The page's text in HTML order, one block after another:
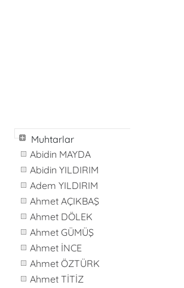
Muhtarlar
Abidin MAYDA
Abidin YILDIRIM
Adem YILDIRIM
Ahmet AÇIKBAŞ
Ahmet DÖLEK
Ahmet GÜMÜŞ
Ahmet İNCE
Ahmet ÖZTÜRK
Ahmet TİTİZ